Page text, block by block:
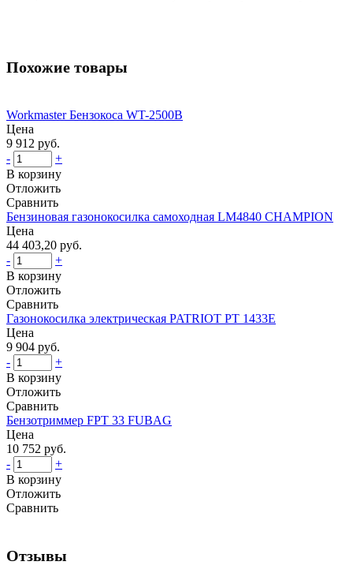
Похожие товары
Workmaster Бензокоса WT-2500B
Цена
9 912 руб.
-
+
В корзину
Отложить
Сравнить
Бензиновая газонокосилка самоходная LM4840 CHAMPION
Цена
44 403,20 руб.
-
+
В корзину
Отложить
Сравнить
Газонокосилка электрическая PATRIOT PT 1433E
Цена
9 904 руб.
-
+
В корзину
Отложить
Сравнить
Бензотриммер FPT 33 FUBAG
Цена
10 752 руб.
-
+
В корзину
Отложить
Сравнить
Отзывы